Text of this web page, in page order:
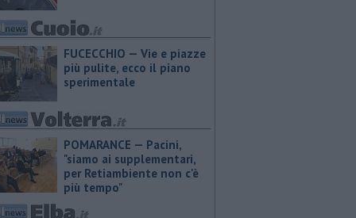
FUCECCHIO — Vie e piazze
più pulite, ecco il piano
sperimentale
POMARANCE — Pacini,
"siamo ai supplementari,
per Retiambiente non c'è
più tempo"